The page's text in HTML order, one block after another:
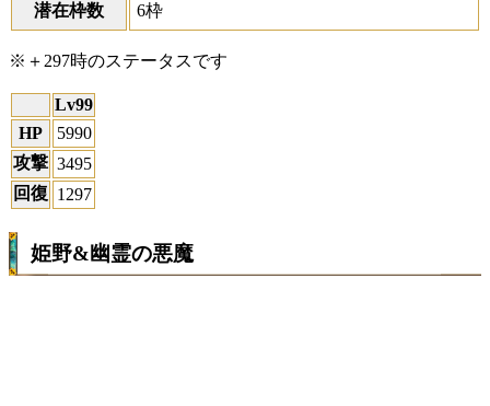
潜在枠数 6枠
※＋297時のステータスです
Lv99
HP
5990
攻撃 3495
回復 1297
姫野&幽霊の悪魔